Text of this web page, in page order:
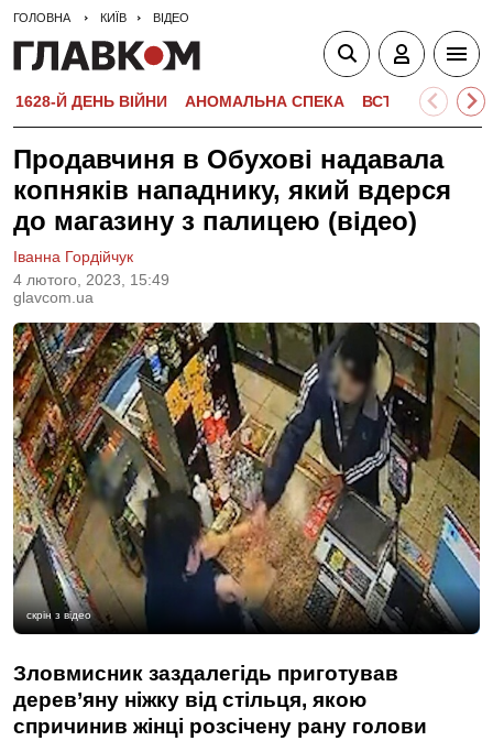
ГОЛОВНА КИЇВ ВІДЕО
1628-Й ДЕНЬ ВІЙНИ АНОМАЛЬНА СПЕКА ВСТУПНА
Продавчиня в Обухові надавала
копняків нападнику, який вдерся
до магазину з палицею (відео)
4 лютого, 2023, 15:49
glavcom.ua
Іванна Гордійчук
скрін з відео
Зловмисник заздалегідь приготував
дерев’яну ніжку від стільця, якою
спричинив жінці розсічену рану голови